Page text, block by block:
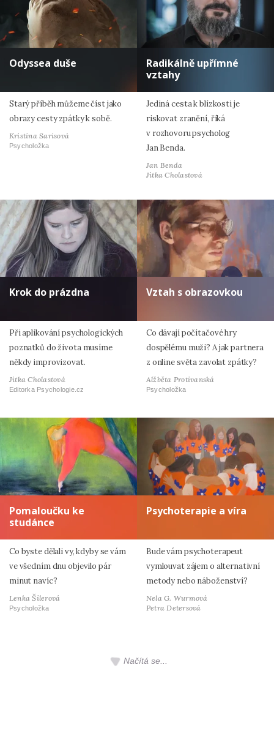
Odyssea duše
Starý příběh můžeme číst jako
obrazy cesty zpátky k sobě.
Kristina Sarisová
Psycholožka
Radikálně upřímné
vztahy
Jediná cesta k blízkosti je
riskovat zranění, říká
v rozhovoru psycholog
Jan Benda.
Jan Benda
Jitka Cholastová
Krok do prázdna
Při aplikování psychologických
poznatků do života musíme
někdy improvizovat.
Jitka Cholastová
Editorka Psychologie.cz
Vztah s obrazovkou
Co dávají počítačové hry
dospělému muži? A jak partnera
z online světa zavolat zpátky?
Alžběta Protivanská
Psycholožka
Pomaloučku ke
studánce
Co byste dělali vy, kdyby se vám
ve všedním dnu objevilo pár
minut navíc?
Lenka Šilerová
Psycholožka
Psychoterapie a víra
Bude vám psychoterapeut
vymlouvat zájem o alternativní
metody nebo náboženství?
Nela G. Wurmová
Petra Detersová